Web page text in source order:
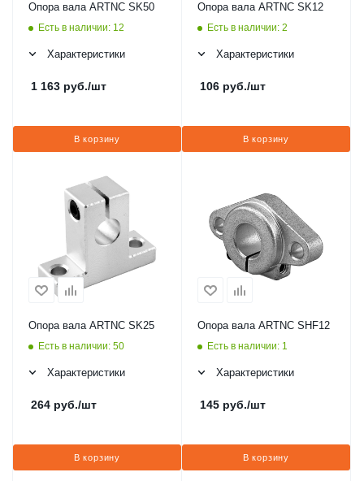
Опора вала ARTNC SK50
Есть в наличии: 12
Характеристики
1 163 руб./шт
В корзину
Опора вала ARTNC SK12
Есть в наличии: 2
Характеристики
106 руб./шт
В корзину
Опора вала ARTNC SK25
Есть в наличии: 50
Характеристики
264 руб./шт
В корзину
Опора вала ARTNC SHF12
Есть в наличии: 1
Характеристики
145 руб./шт
В корзину